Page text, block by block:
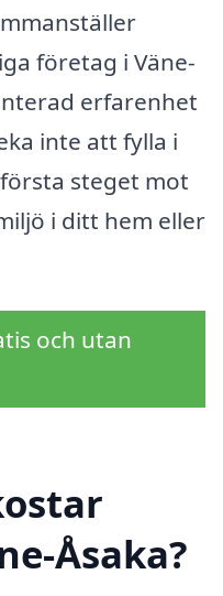
företag i Väne-
erfarenhet
inte att fylla i
steget mot
i ditt hem eller
och utan
Åsaka?